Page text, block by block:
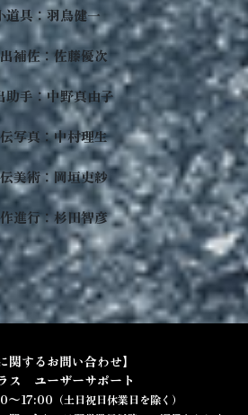
道具：羽鳥健一
補佐：佐藤優次
助手：中野真由子
写真：中村理生
美術：岡垣吏紗
進行：杉田智彦
関するお問い合わせ】
ス ユーザーサポート
〜17:00 （土日祝日休業日を除く）